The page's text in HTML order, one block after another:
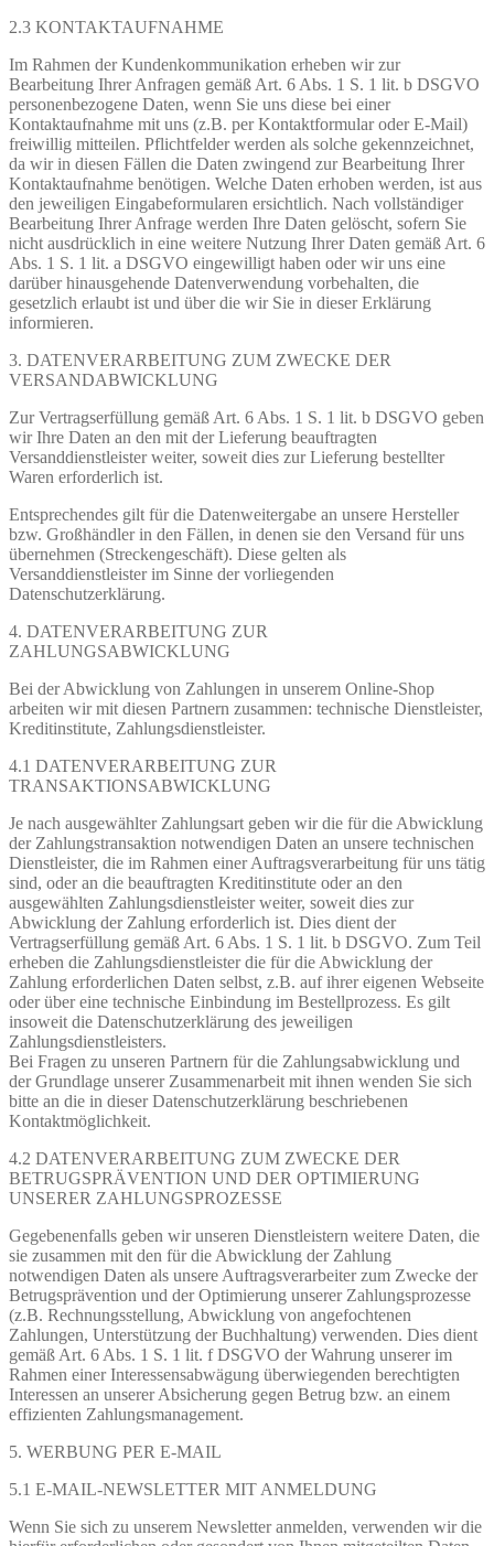
2.3 KONTAKTAUFNAHME
Im Rahmen der Kundenkommunikation erheben wir zur
Bearbeitung Ihrer Anfragen gemäß Art. 6 Abs. 1 S. 1 lit. b DSGVO
personenbezogene Daten, wenn Sie uns diese bei einer
Kontaktaufnahme mit uns (z.B. per Kontaktformular oder E-Mail)
freiwillig mitteilen. Pflichtfelder werden als solche gekennzeichnet,
da wir in diesen Fällen die Daten zwingend zur Bearbeitung Ihrer
Kontaktaufnahme benötigen. Welche Daten erhoben werden, ist aus
den jeweiligen Eingabeformularen ersichtlich. Nach vollständiger
Bearbeitung Ihrer Anfrage werden Ihre Daten gelöscht, sofern Sie
nicht ausdrücklich in eine weitere Nutzung Ihrer Daten gemäß Art. 6
Abs. 1 S. 1 lit. a DSGVO eingewilligt haben oder wir uns eine
darüber hinausgehende Datenverwendung vorbehalten, die
gesetzlich erlaubt ist und über die wir Sie in dieser Erklärung
informieren.
3. DATENVERARBEITUNG ZUM ZWECKE DER
VERSANDABWICKLUNG
Zur Vertragserfüllung gemäß Art. 6 Abs. 1 S. 1 lit. b DSGVO geben
wir Ihre Daten an den mit der Lieferung beauftragten
Versanddienstleister weiter, soweit dies zur Lieferung bestellter
Waren erforderlich ist.
Entsprechendes gilt für die Datenweitergabe an unsere Hersteller
bzw. Großhändler in den Fällen, in denen sie den Versand für uns
übernehmen (Streckengeschäft). Diese gelten als
Versanddienstleister im Sinne der vorliegenden
Datenschutzerklärung.
4. DATENVERARBEITUNG ZUR
ZAHLUNGSABWICKLUNG
Bei der Abwicklung von Zahlungen in unserem Online-Shop
arbeiten wir mit diesen Partnern zusammen: technische Dienstleister,
Kreditinstitute, Zahlungsdienstleister.
4.1 DATENVERARBEITUNG ZUR
TRANSAKTIONSABWICKLUNG
Je nach ausgewählter Zahlungsart geben wir die für die Abwicklung
der Zahlungstransaktion notwendigen Daten an unsere technischen
Dienstleister, die im Rahmen einer Auftragsverarbeitung für uns tätig
sind, oder an die beauftragten Kreditinstitute oder an den
ausgewählten Zahlungsdienstleister weiter, soweit dies zur
Abwicklung der Zahlung erforderlich ist. Dies dient der
Vertragserfüllung gemäß Art. 6 Abs. 1 S. 1 lit. b DSGVO. Zum Teil
erheben die Zahlungsdienstleister die für die Abwicklung der
Zahlung erforderlichen Daten selbst, z.B. auf ihrer eigenen Webseite
oder über eine technische Einbindung im Bestellprozess. Es gilt
insoweit die Datenschutzerklärung des jeweiligen
Zahlungsdienstleisters.
Bei Fragen zu unseren Partnern für die Zahlungsabwicklung und
der Grundlage unserer Zusammenarbeit mit ihnen wenden Sie sich
bitte an die in dieser Datenschutzerklärung beschriebenen
Kontaktmöglichkeit.
4.2 DATENVERARBEITUNG ZUM ZWECKE DER
BETRUGSPRÄVENTION UND DER OPTIMIERUNG
UNSERER ZAHLUNGSPROZESSE
Gegebenenfalls geben wir unseren Dienstleistern weitere Daten, die
sie zusammen mit den für die Abwicklung der Zahlung
notwendigen Daten als unsere Auftragsverarbeiter zum Zwecke der
Betrugsprävention und der Optimierung unserer Zahlungsprozesse
(z.B. Rechnungsstellung, Abwicklung von angefochtenen
Zahlungen, Unterstützung der Buchhaltung) verwenden. Dies dient
gemäß Art. 6 Abs. 1 S. 1 lit. f DSGVO der Wahrung unserer im
Rahmen einer Interessensabwägung überwiegenden berechtigten
Interessen an unserer Absicherung gegen Betrug bzw. an einem
effizienten Zahlungsmanagement.
5. WERBUNG PER E-MAIL
5.1 E-MAIL-NEWSLETTER MIT ANMELDUNG
Wenn Sie sich zu unserem Newsletter anmelden, verwenden wir die